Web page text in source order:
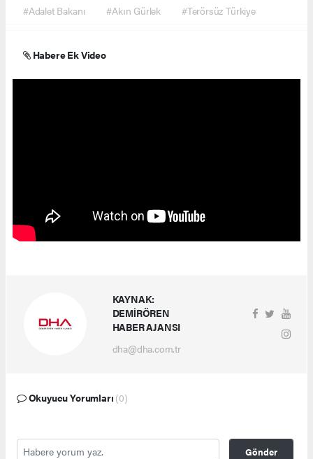
#Adalet Bakanı #Akın Gürlek #Terörsüz Türkiye
Habere Ek Video
KAYNAK:
DEMİRÖREN
HABER AJANSI
dha@dha.com.tr
Okuyucu Yorumları (0)
Gönder